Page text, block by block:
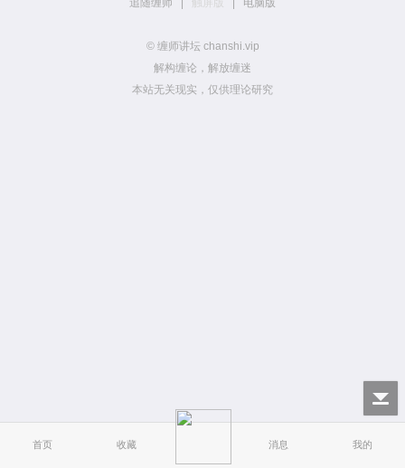
首页 收藏 消息 我的
追随缠师
触屏版 电脑版
© 缠师讲坛 chanshi.vip
解构缠论，解放缠迷
本站无关现实，仅供理论研究